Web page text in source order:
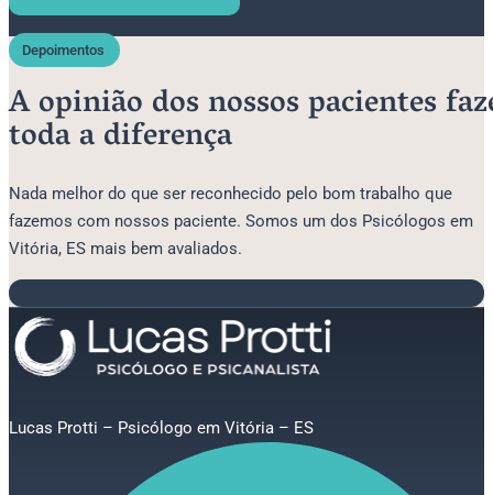
Depoimentos
A opinião dos nossos pacientes
toda a diferença
Nada melhor do que ser reconhecido pelo bom trabalho que
fazemos com nossos paciente. Somos um dos Psicólogos em
Vitória, ES mais bem avaliados.
Lucas Protti – Psicólogo em Vitória – ES